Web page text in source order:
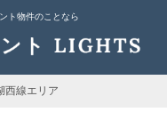
ト物件のことなら
西線エリア